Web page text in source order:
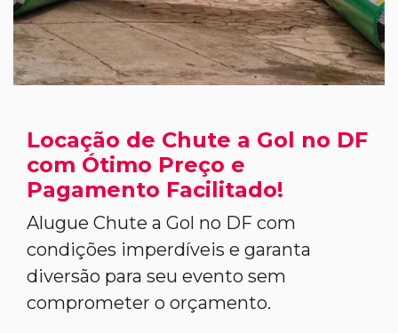
Locação de Chute a Gol no DF
com Ótimo Preço e
Pagamento Facilitado!
Alugue Chute a Gol no DF com
condições imperdíveis e garanta
diversão para seu evento sem
comprometer o orçamento.